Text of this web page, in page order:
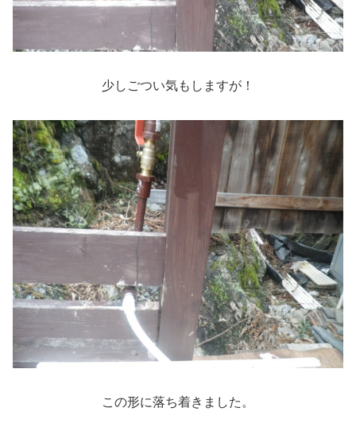
少しごつい気もしますが！
この形に落ち着きました。